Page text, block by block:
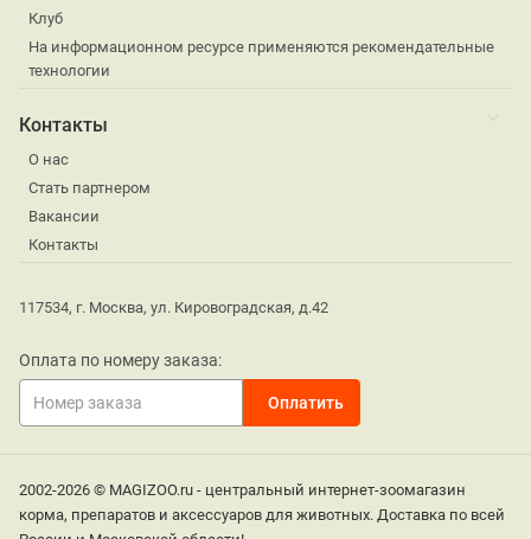
Клуб
На информационном ресурсе применяются рекомендательные
технологии
Контакты
О нас
Стать партнером
Вакансии
Контакты
117534, г. Москва, ул. Кировоградская, д.42
Оплата по номеру заказа:
2002-2026 © MAGIZOO.ru - центральный интернет-зоомагазин
корма, препаратов и аксессуаров для животных. Доставка по всей